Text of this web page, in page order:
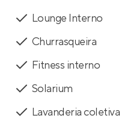
Lounge Interno
Churrasqueira
Fitness interno
Solarium
Lavanderia coletiva